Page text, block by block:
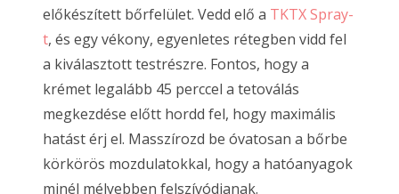
előkészített bőrfelület. Vedd elő a TKTX Spray-
t, és egy vékony, egyenletes rétegben vidd fel
a kiválasztott testrészre. Fontos, hogy a
krémet legalább 45 perccel a tetoválás
megkezdése előtt hordd fel, hogy maximális
hatást érj el. Masszírozd be óvatosan a bőrbe
körkörös mozdulatokkal, hogy a hatóanyagok
minél mélyebben felszívódjanak.